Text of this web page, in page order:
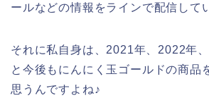
ールなどの情報をラインで配信して
それに私自身は、2021年、2022年
と今後もにんにく玉ゴールドの商品
思うんですよね♪